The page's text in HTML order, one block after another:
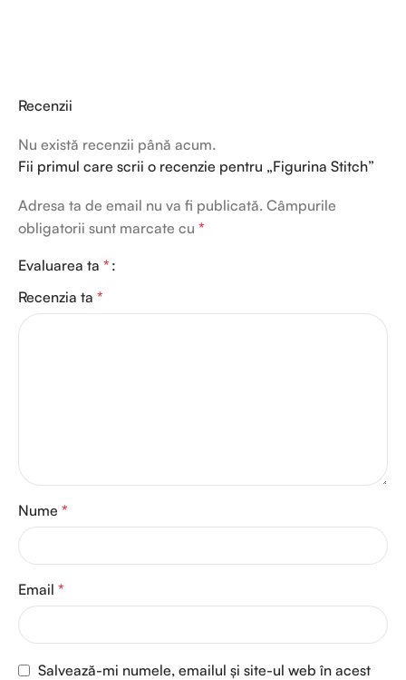
Recenzii
Nu există recenzii până acum.
Fii primul care scrii o recenzie pentru „Figurina Stitch”
Adresa ta de email nu va fi publicată. Câmpurile
obligatorii sunt marcate cu *
Evaluarea ta *
Recenzia ta *
Nume *
Email *
Salvează-mi numele, emailul și site-ul web în acest